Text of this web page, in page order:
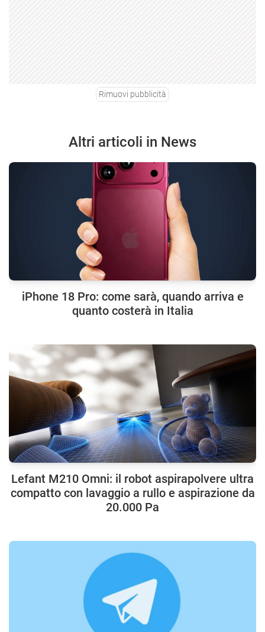
Rimuovi pubblicità
Altri articoli in News
iPhone 18 Pro: come sarà, quando arriva e
quanto costerà in Italia
Lefant M210 Omni: il robot aspirapolvere ultra
compatto con lavaggio a rullo e aspirazione da
20.000 Pa